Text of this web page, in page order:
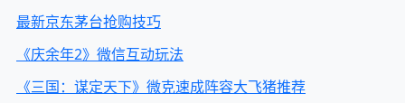
最新京东茅台抢购技巧
《庆余年2》微信互动玩法
《三国：谋定天下》微克速成阵容大飞猪推荐